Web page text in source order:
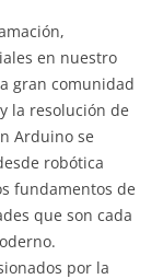
en nuestro
gran comunidad
la resolución de
Arduino se
robótica
fundamentos de
que son cada
por la